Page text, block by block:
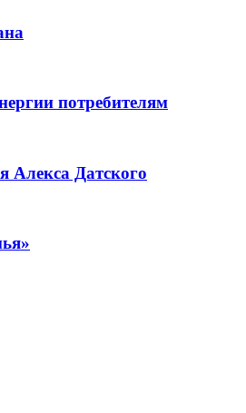
потребителям
Алекса Датского